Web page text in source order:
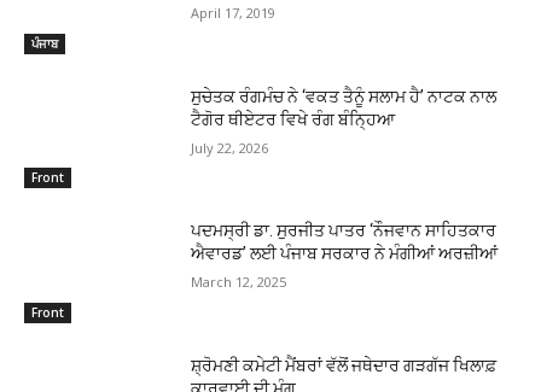
ਪੰਜਾਬ
April 17, 2019
Front
ਸੁਚੇਤਕ ਰੰਗਮੰਚ ਨੇ ‘ਵਕਤ ਤੈਨੂੰ ਸਲਾਮ ਹੈ’ ਨਾਟਕ ਨਾਲ
ਟੈਗੋਰ ਥੀਏਟਰ ਵਿਖੇ ਰੰਗ ਬੰਨ੍ਹਿਆ
July 22, 2026
Front
ਪਦਮਸ੍ਰੀ ਡਾ. ਸੁਰਜੀਤ ਪਾਤਰ ‘ਨੌਜਵਾਨ ਸਾਹਿਤਕਾਰ
ਐਵਾਰਡ’ ਲਈ ਪੰਜਾਬ ਸਰਕਾਰ ਨੇ ਮੰਗੀਆਂ ਅਰਜ਼ੀਆਂ
March 12, 2025
ਸ਼੍ਰੋਮਣੀ ਕਮੇਟੀ ਮੈਂਬਰਾਂ ਵੱਲੋਂ ਜਥੇਦਾਰ ਗੜਗੱਜ ਖਿਲਾਫ਼